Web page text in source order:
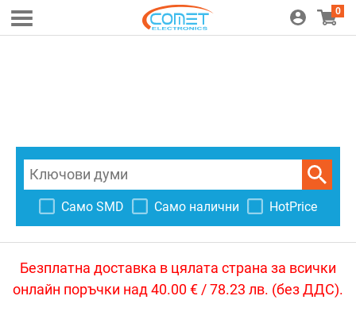
0
Само SMD Само налични HotPrice
Безплатна доставка в цялата страна за всички
онлайн поръчки над 40.00 € / 78.23 лв. (без ДДС).